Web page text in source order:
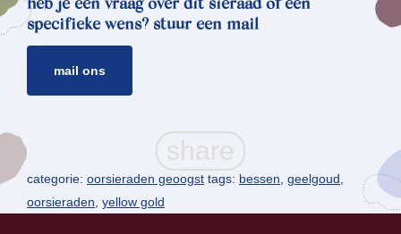
heb je een vraag over dit sieraad of een
specifieke wens? stuur een mail
mail ons
categorie: oorsieraden geoogst tags: bessen, geelgoud,
oorsieraden, yellow gold